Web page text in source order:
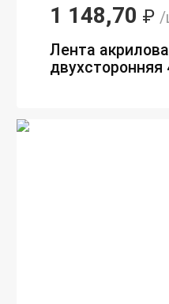
1 148,70 ₽ /
Лента